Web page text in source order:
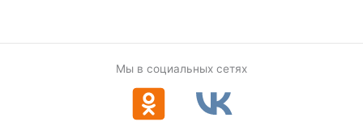
Мы в социальных сетях